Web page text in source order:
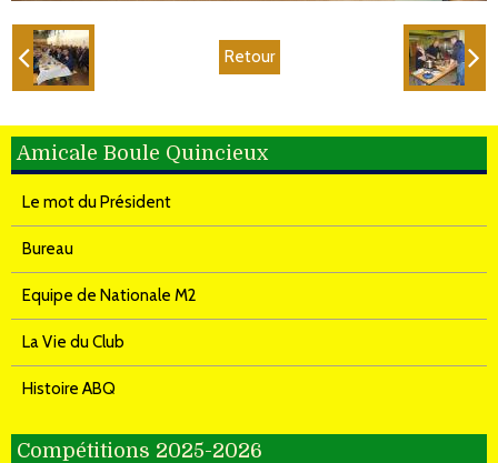
Retour
Amicale Boule Quincieux
Le mot du Président
Bureau
Equipe de Nationale M2
La Vie du Club
Histoire ABQ
Compétitions 2025-2026